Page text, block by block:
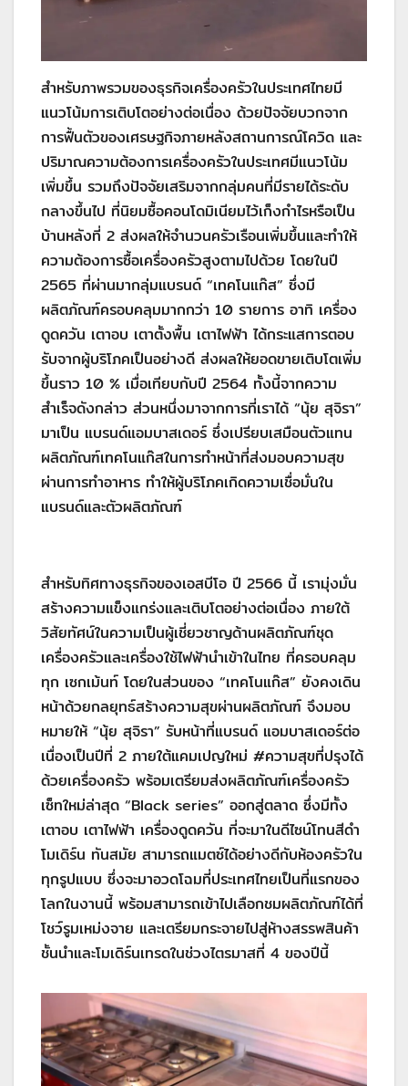
สำหรับภาพรวมของธุรกิจเครื่องครัวในประเทศไทยมี
แนวโน้มการเติบโตอย่างต่อเนื่อง ด้วยปัจจัยบวกจาก
การฟื้นตัวของเศรษฐกิจภายหลังสถานการณ์โควิด และ
ปริมาณความต้องการเครื่องครัวในประเทศมีแนวโน้ม
เพิ่มขึ้น รวมถึงปัจจัยเสริมจากกลุ่มคนที่มีรายได้ระดับ
กลางขึ้นไป ที่นิยมซื้อคอนโดมิเนียมไว้เก็งกำไรหรือเป็น
บ้านหลังที่ 2 ส่งผลให้จำนวนครัวเรือนเพิ่มขึ้นและทำให้
ความต้องการซื้อเครื่องครัวสูงตามไปด้วย โดยในปี
2565 ที่ผ่านมากลุ่มแบรนด์ “เทคโนแก๊ส” ซึ่งมี
ผลิตภัณฑ์ครอบคลุมมากกว่า 10 รายการ อาทิ เครื่อง
ดูดควัน เตาอบ เตาตั้งพื้น เตาไฟฟ้า ได้กระแสการตอบ
รับจากผู้บริโภคเป็นอย่างดี ส่งผลให้ยอดขายเติบโตเพิ่ม
ขึ้นราว 10 % เมื่อเทียบกับปี 2564 ทั้งนี้จากความ
สำเร็จดังกล่าว ส่วนหนึ่งมาจากการที่เราได้ “นุ้ย สุจิรา”
มาเป็น แบรนด์แอมบาสเดอร์ ซึ่งเปรียบเสมือนตัวแทน
ผลิตภัณฑ์เทคโนแก๊สในการทำหน้าที่ส่งมอบความสุข
ผ่านการทำอาหาร ทำให้ผู้บริโภคเกิดความเชื่อมั่นใน
แบรนด์และตัวผลิตภัณฑ์
สำหรับทิศทางธุรกิจของเอสบีโอ ปี 2566 นี้ เรามุ่งมั่น
สร้างความแข็งแกร่งและเติบโตอย่างต่อเนื่อง ภายใต้
วิสัยทัศน์ในความเป็นผู้เชี่ยวชาญด้านผลิตภัณฑ์ชุด
เครื่องครัวและเครื่องใช้ไฟฟ้านำเข้าในไทย ที่ครอบคลุม
ทุก เซกเม้นท์ โดยในส่วนของ “เทคโนแก๊ส” ยังคงเดิน
หน้าด้วยกลยุทธ์สร้างความสุขผ่านผลิตภัณฑ์ จึงมอบ
หมายให้ “นุ้ย สุจิรา” รับหน้าที่แบรนด์ แอมบาสเดอร์ต่อ
เนื่องเป็นปีที่ 2 ภายใต้แคมเปญใหม่ #ความสุขที่ปรุงได้
ด้วยเครื่องครัว พร้อมเตรียมส่งผลิตภัณฑ์เครื่องครัว
เซ็ทใหม่ล่าสุด “Black series” ออกสู่ตลาด ซึ่งมีทั้ง
เตาอบ เตาไฟฟ้า เครื่องดูดควัน ที่จะมาในดีไซน์โทนสีดำ
โมเดิร์น ทันสมัย สามารถแมตซ์ได้อย่างดีกับห้องครัวใน
ทุกรูปแบบ ซึ่งจะมาอวดโฉมที่ประเทศไทยเป็นที่แรกของ
โลกในงานนี้ พร้อมสามารถเข้าไปเลือกชมผลิตภัณฑ์ได้ที่
โชว์รูมเหม่งจาย และเตรียมกระจายไปสู่ห้างสรรพสินค้า
ชั้นนำและโมเดิร์นเทรดในช่วงไตรมาสที่ 4 ของปีนี้